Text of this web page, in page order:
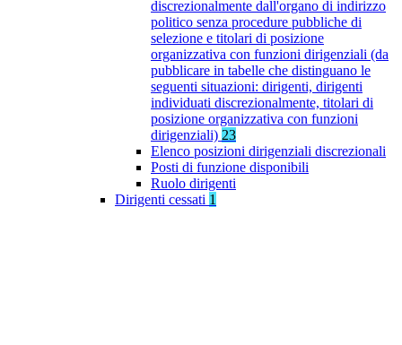
discrezionalmente dall'organo di indirizzo
politico senza procedure pubbliche di
selezione e titolari di posizione
organizzativa con funzioni dirigenziali (da
pubblicare in tabelle che distinguano le
seguenti situazioni: dirigenti, dirigenti
individuati discrezionalmente, titolari di
posizione organizzativa con funzioni
dirigenziali) 23
Elenco posizioni dirigenziali discrezionali
Posti di funzione disponibili
Ruolo dirigenti
Dirigenti cessati 1